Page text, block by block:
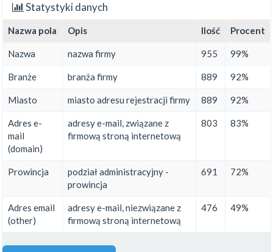
Statystyki danych
Nazwa pola Opis Ilość Procent
Nazwa nazwa firmy 955 99%
Branże branża firmy 889 92%
Miasto miasto adresu rejestracji firmy 889 92%
Adres e-
mail
(domain)
adresy e-mail, związane z
firmową stroną internetową
803 83%
Prowincja
podział administracyjny -
prowincja
691 72%
Adres email
(other)
adresy e-mail, niezwiązane z
firmową stroną internetową
476 49%